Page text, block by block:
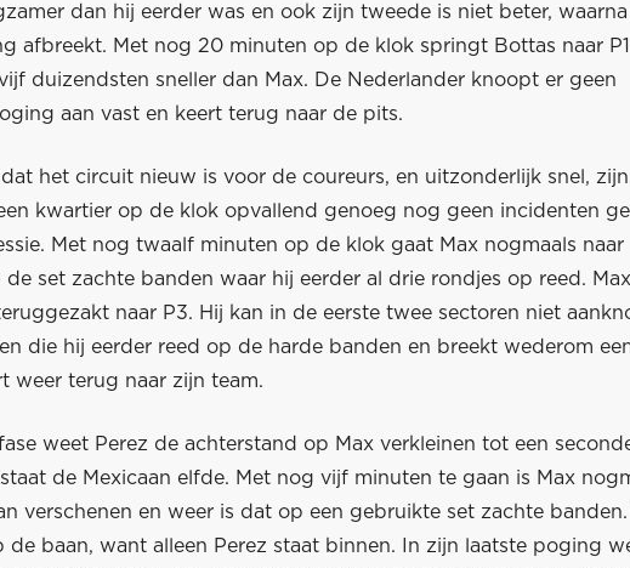
dan hij eerder was en ook zijn tweede is niet beter,
afbreekt. Met nog 20 minuten op de klok springt Bottas naar
duizendsten sneller dan Max. De Nederlander knoopt er geen
aan vast en keert terug naar de pits.
het circuit nieuw is voor de coureurs, en uitzonderlijk snel,
kwartier op de klok opvallend genoeg nog geen incidenten
Met nog twaalf minuten op de klok gaat Max nogmaals naar
de set zachte banden waar hij eerder al drie rondjes op reed.
naar P3. Hij kan in de eerste twee sectoren niet
die hij eerder reed op de harde banden en breekt wederom
weer terug naar zijn team.
weet Perez de achterstand op Max verkleinen tot een
staat de Mexicaan elfde. Met nog vijf minuten te gaan is Max
verschenen en weer is dat op een gebruikte set zachte
de baan, want alleen Perez staat binnen. In zijn laatste poging